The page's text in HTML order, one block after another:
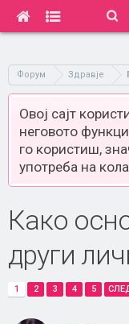
Форум Здравје
Овој сајт
неговото
го користиш,
употреба на
Како
други
1 2 3 4 5